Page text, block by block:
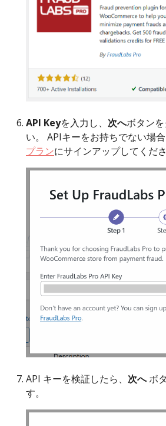
API Keyを入力し、 次へボタン
い。 APIキーをお持ちでない場
プランにサインアップしてくださ
API キーを検証したら、 次へボ
す。